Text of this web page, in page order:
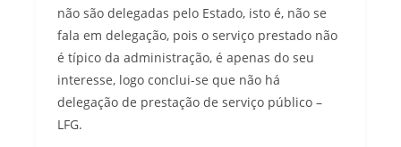
não são delegadas pelo Estado, isto é, não se
fala em delegação, pois o serviço prestado não
é típico da administração, é apenas do seu
interesse, logo conclui-se que não há
delegação de prestação de serviço público –
LFG.